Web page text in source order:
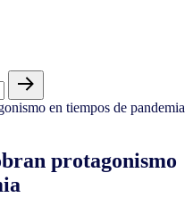
protagonismo